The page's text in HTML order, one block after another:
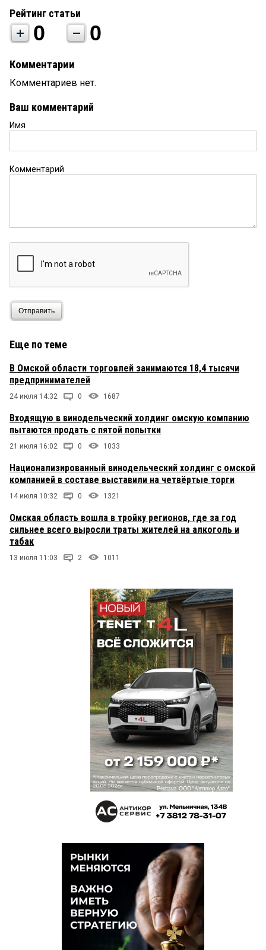
Рейтинг статьи
0 0
Комментарии
Комментариев нет.
Ваш комментарий
Имя
Комментарий
Отправить
Еще по теме
В Омской области торговлей занимаются 18,4 тысячи
предпринимателей
24 июля 14:32 0 1687
Входящую в винодельческий холдинг омскую компанию
пытаются продать с пятой попытки
21 июля 16:02 0 1033
Национализированный винодельческий холдинг с омской
компанией в составе выставили на четвёртые торги
14 июля 10:32 0 1321
Омская область вошла в тройку регионов, где за год
сильнее всего выросли траты жителей на алкоголь и
табак
13 июля 11:03 2 1011